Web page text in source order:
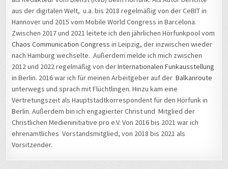
aus der digitalen Welt, u.a. bis 2018 regelmäßig von der CeBIT in
Hannover und 2015 vom Mobile World Congress in Barcelona.
Zwischen 2017 und 2021 leitete ich den jährlichen Hörfunkpool vom
Chaos Communication Congress in Leipzig, der inzwischen wieder
nach Hamburg wechselte. Außerdem melde ich mich zwischen
2012 und 2022 regelmäßig von derInternationalen Funkausstellung
in Berlin. 2016 war ich für meinen Arbeitgeber auf derBalkanroute
unterwegs und sprach mit Flüchtlingen. Hinzu kam eine
Vertretungszeit als Hauptstadtkorrespondent für den Hörfunk in
Berlin. Außerdem bin ich engagierter Christ und Mitglied der
Christlichen Medieninitiative pro e.V. Von 2016 bis 2021 war ich
ehrenamtliches Vorstandsmitglied, von 2018 bis 2021 als
Vorsitzender.